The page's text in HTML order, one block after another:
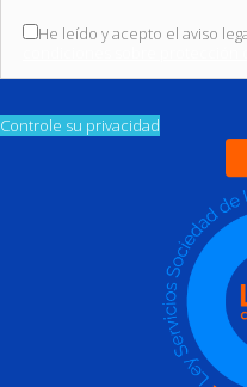
He leído y acepto el aviso
Controle su privacidad